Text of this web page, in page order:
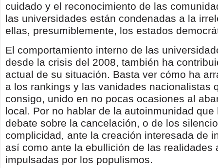
cuidado y el reconocimiento de las
las universidades están condenadas a la
ellas, presumiblemente, los estados
El comportamiento interno de las
desde la crisis del 2008, también ha
actual de su situación. Basta ver cómo ha
a los rankings y las vanidades nacionalistas
consigo, unido en no pocas ocasiones al
local. Por no hablar de la autoinmunidad que
debate sobre la cancelación, o de los
complicidad, ante la creación interesada de
así como ante la ebullición de las realidades
impulsadas por los populismos.